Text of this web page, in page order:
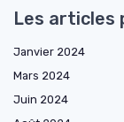
Les articles
Janvier 2024
Mars 2024
Juin 2024